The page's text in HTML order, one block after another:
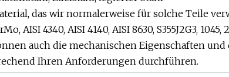
das wir normalerweise für solche Teile
AISI 4340, AISI 4140, AISI 8630, S355J2G3, 1045,
auch die mechanischen Eigenschaften
Ihren Anforderungen durchführen.